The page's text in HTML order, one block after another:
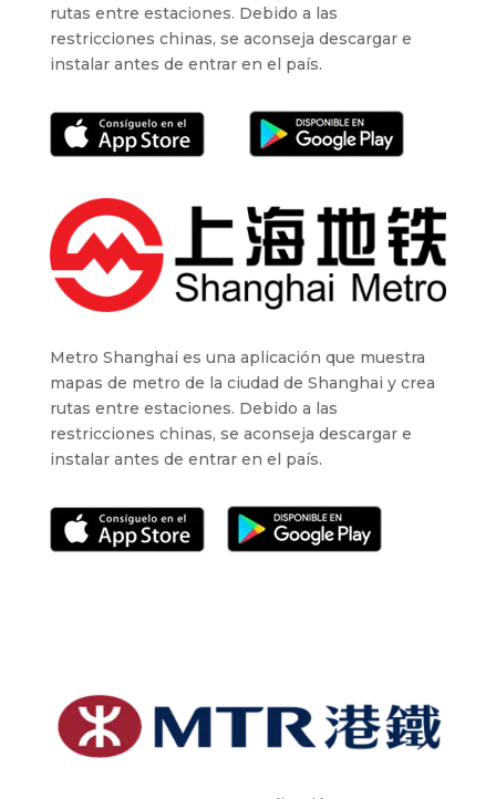
rutas entre estaciones. Debido a las
restricciones chinas, se aconseja descargar e
instalar antes de entrar en el país.
Metro Shanghai es una aplicación que muestra
mapas de metro de la ciudad de Shanghai y crea
rutas entre estaciones. Debido a las
restricciones chinas, se aconseja descargar e
instalar antes de entrar en el país.